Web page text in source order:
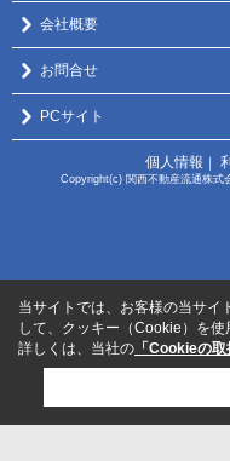
会社概要
お問合せ
PCサイト
個人情報 ｜
Copyright(c) 関西不動産流通
当サイトでは、お客様の当サイ
して、クッキー（Cookie）を使
詳しくは、当社の 「Cookieの